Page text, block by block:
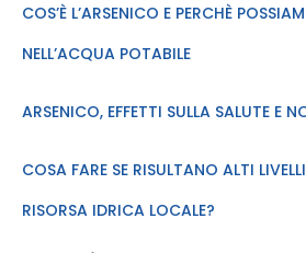
COS’È L’ARSENICO E PERCHÈ
NELL’ACQUA POTABILE
ARSENICO, EFFETTI SULLA SALUTE E
COSA FARE SE RISULTANO ALTI
RISORSA IDRICA LOCALE?